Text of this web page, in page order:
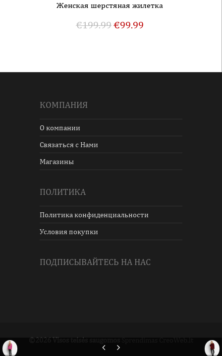
Женская шерстяная жилетка
€199.99€99.99
КОМПАНИЯ
О компании
Связаться с Нами
Магазины
ПОЛИТИКА
Политика конфиденциальности
Условия покупки
ПОДПИСЫВАЙТЕСЬ НА НАС
©2026 Visos teisės saugomos